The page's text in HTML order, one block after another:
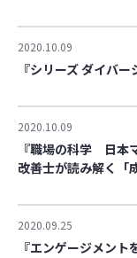
2020.10.09
『シリーズ ダイバ
2020.10.09
『職場の科学 日本
改善士が読み解く「
2020.09.25
『エンゲージメント